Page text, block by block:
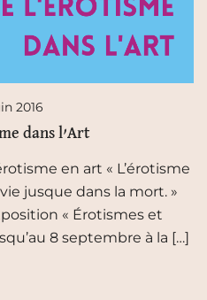
2016
dans l’Art
en art « L’érotisme
jusque dans la mort. »
« Érotismes et
8 septembre à la […]